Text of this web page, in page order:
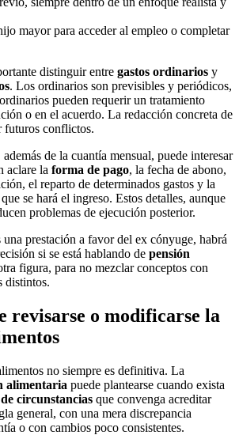
mayor para acceder al empleo o completar
distinguir entre gastos ordinarios y
. Los ordinarios son previsibles y periódicos,
pueden requerir un tratamiento
o en el acuerdo. La redacción concreta de
futuros conflictos.
de la cuantía mensual, puede interesar
aclare la forma de pago, la fecha de abono,
el reparto de determinados gastos y la
se hará el ingreso. Estos detalles, aunque
problemas de ejecución posterior.
una prestación a favor del ex cónyuge, habrá
si se está hablando de pensión
figura, para no mezclar conceptos con
distintos.
revisarse o modificarse la
no siempre es definitiva. La
alimentaria puede plantearse cuando exista
circunstancias que convenga acreditar
general, con una mera discrepancia
o con cambios poco consistentes.